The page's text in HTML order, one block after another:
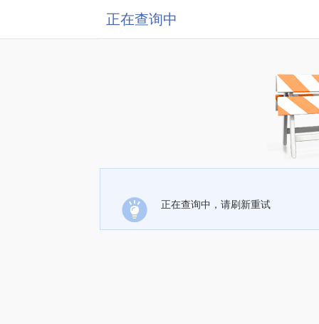
正在查询中
正在查询中，请刷新重试